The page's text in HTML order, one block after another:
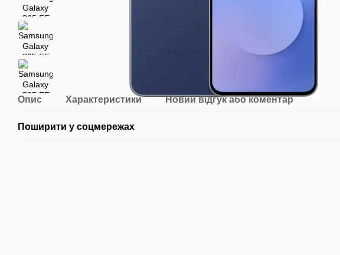
Опис Характеристики Новий відгук або коментар
Поширити у соцмережах